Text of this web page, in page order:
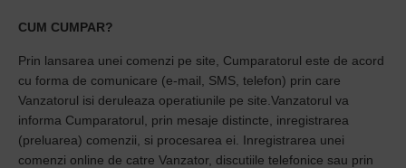
CUM CUMPAR?
Prin lansarea unei comenzi pe site, Cumparatorul este de acord
cu forma de comunicare (e-mail, SMS, telefon) prin care
Vanzatorul isi deruleaza operatiunile pe site.Vanzatorul va
informa Cumparatorul, prin mesaje distincte, inregistrarea
(preluarea) comenzii, si procesarea ei. Inregistrarea unei
comenzi online de catre Vanzator, discutiile telefonice sau prin